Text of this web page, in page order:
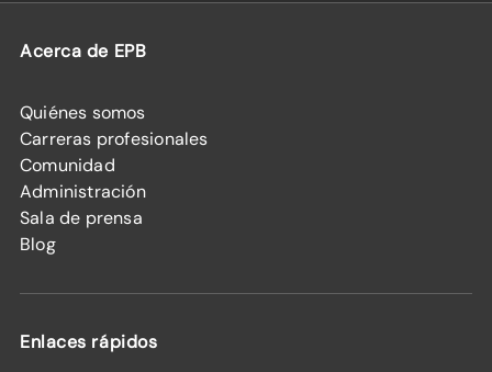
Acerca de EPB
Quiénes somos
Carreras profesionales
Comunidad
Administración
Sala de prensa
Blog
Enlaces rápidos